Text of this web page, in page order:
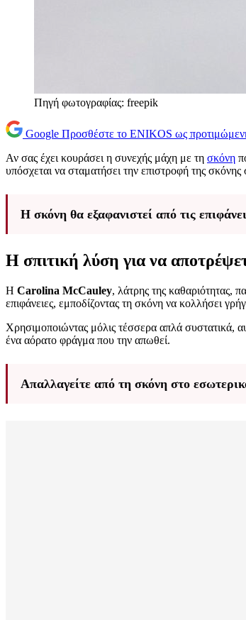
Πηγή φωτογραφίας: freepik
Google Προσθέστε το ENIKOS ως
Αν σας έχει κουράσει η συνεχής μάχη με τη σκόνη
υπόσχεται να σταματήσει την επιστροφή της σκόνης
Η σκόνη θα εξαφανιστεί από τις
Η σπιτική λύση για να
Η Carolina McCauley, λάτρης της καθαριότητας,
επιφάνειες, εμποδίζοντας τη σκόνη να κολλήσει
Χρησιμοποιώντας μόλις τέσσερα απλά συστατικά,
ένα αόρατο φράγμα που την απωθεί.
Απαλλαγείτε από τη σκόνη στο